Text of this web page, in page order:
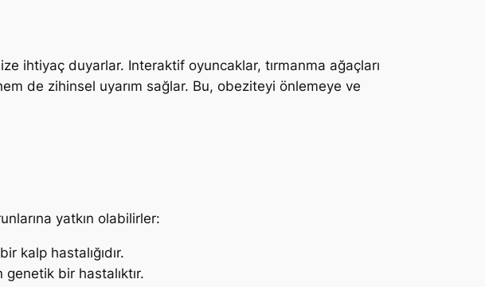
ihtiyaç duyarlar. Interaktif oyuncaklar, tırmanma ağaçları
de zihinsel uyarım sağlar. Bu, obeziteyi önlemeye ve
yatkın olabilirler:
kalp hastalığıdır.
bir hastalıktır.